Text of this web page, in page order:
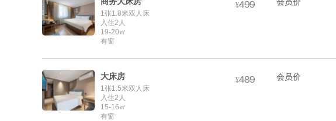
1张1.8米双人床
入住2人
19-20㎡
有窗
¥
大床房
1张1.5米双人床
入住2人
15-16㎡
有窗
¥ 会员价